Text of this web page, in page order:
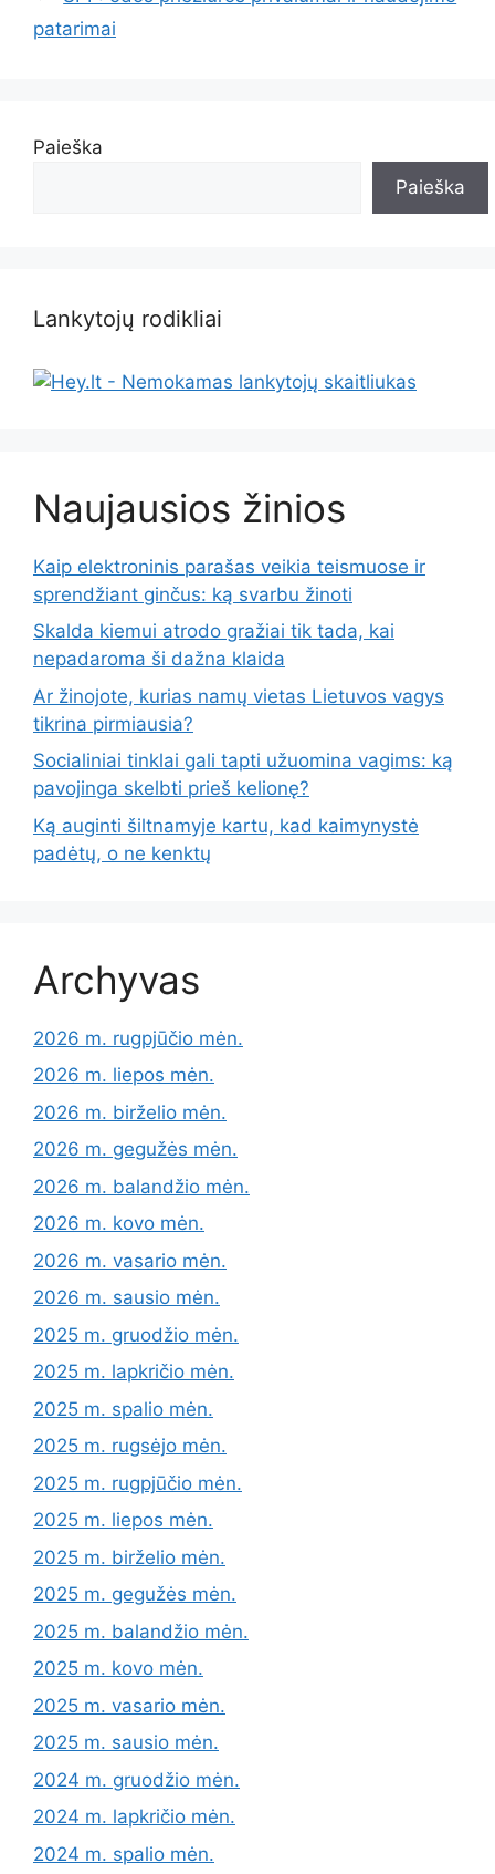
patarimai
Paieška
Paieška
Lankytojų rodikliai
Naujausios žinios
Kaip elektroninis parašas veikia teismuose ir
sprendžiant ginčus: ką svarbu žinoti
Skalda kiemui atrodo gražiai tik tada, kai
nepadaroma ši dažna klaida
Ar žinojote, kurias namų vietas Lietuvos vagys
tikrina pirmiausia?
Socialiniai tinklai gali tapti užuomina vagims: ką
pavojinga skelbti prieš kelionę?
Ką auginti šiltnamyje kartu, kad kaimynystė
padėtų, o ne kenktų
Archyvas
2026 m. rugpjūčio mėn.
2026 m. liepos mėn.
2026 m. birželio mėn.
2026 m. gegužės mėn.
2026 m. balandžio mėn.
2026 m. kovo mėn.
2026 m. vasario mėn.
2026 m. sausio mėn.
2025 m. gruodžio mėn.
2025 m. lapkričio mėn.
2025 m. spalio mėn.
2025 m. rugsėjo mėn.
2025 m. rugpjūčio mėn.
2025 m. liepos mėn.
2025 m. birželio mėn.
2025 m. gegužės mėn.
2025 m. balandžio mėn.
2025 m. kovo mėn.
2025 m. vasario mėn.
2025 m. sausio mėn.
2024 m. gruodžio mėn.
2024 m. lapkričio mėn.
2024 m. spalio mėn.